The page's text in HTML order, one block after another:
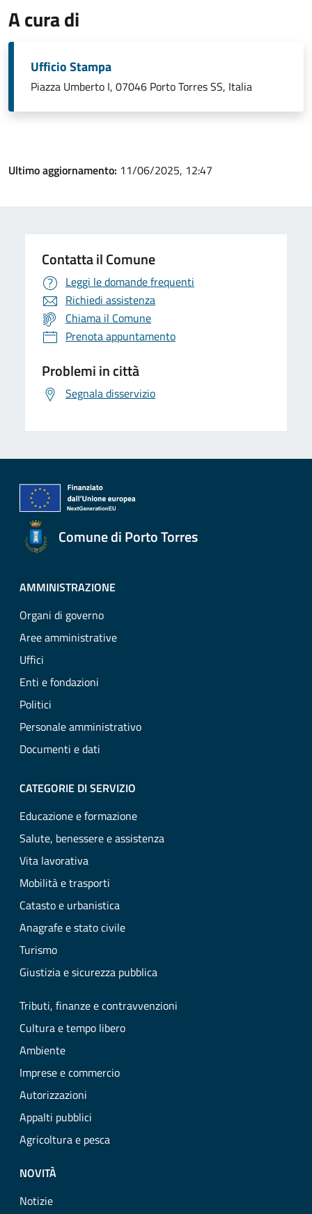
A cura di
Ufficio Stampa
Piazza Umberto I, 07046 Porto Torres SS, Italia
Ultimo aggiornamento: 11/06/2025, 12:47
Contatta il Comune
Leggi le domande frequenti
Richiedi assistenza
Chiama il Comune
Prenota appuntamento
Problemi in città
Segnala disservizio
Comune di Porto Torres
AMMINISTRAZIONE
Organi di governo
Aree amministrative
Uffici
Enti e fondazioni
Politici
Personale amministrativo
Documenti e dati
CATEGORIE DI SERVIZIO
Educazione e formazione
Salute, benessere e assistenza
Vita lavorativa
Mobilità e trasporti
Catasto e urbanistica
Anagrafe e stato civile
Turismo
Giustizia e sicurezza pubblica
Tributi, finanze e contravvenzioni
Cultura e tempo libero
Ambiente
Imprese e commercio
Autorizzazioni
Appalti pubblici
Agricoltura e pesca
NOVITÀ
Notizie